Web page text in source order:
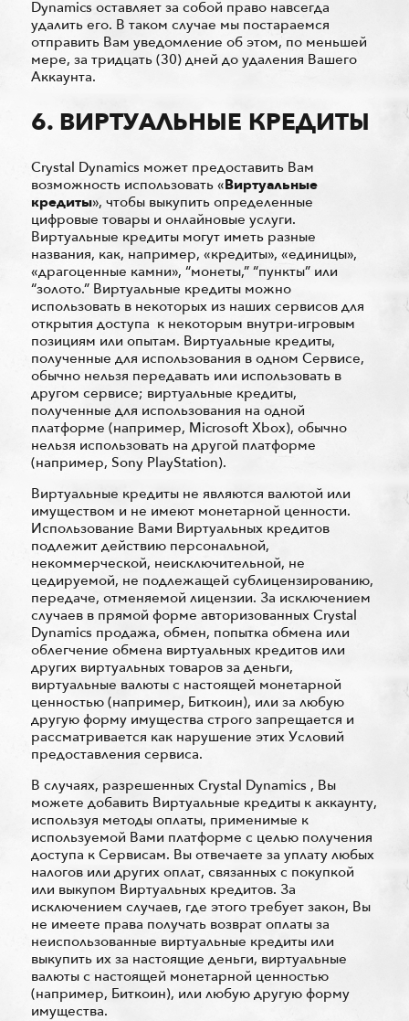
Dynamics оставляет за собой право навсегда
удалить его. В таком случае мы постараемся
отправить Вам уведомление об этом, по меньшей
мере, за тридцать (30) дней до удаления Вашего
Аккаунта.
6. ВИРТУАЛЬНЫЕ КРЕДИТЫ
Crystal Dynamics может предоставить Вам
возможность использовать «Виртуальные
кредиты», чтобы выкупить определенные
цифровые товары и онлайновые услуги.
Виртуальные кредиты могут иметь разные
названия, как, например, «кредиты», «единицы»,
«драгоценные камни», “монеты,” “пункты” или
“золото.” Виртуальные кредиты можно
использовать в некоторых из наших сервисов для
открытия доступа к некоторым внутри-игровым
позициям или опытам. Виртуальные кредиты,
полученные для использования в одном Сервисе,
обычно нельзя передавать или использовать в
другом сервисе; виртуальные кредиты,
полученные для использования на одной
платформе (например, Microsoft Xbox), обычно
нельзя использовать на другой платформе
(например, Sony PlayStation).
Виртуальные кредиты не являются валютой или
имуществом и не имеют монетарной ценности.
Использование Вами Виртуальных кредитов
подлежит действию персональной,
некоммерческой, неисключительной, не
цедируемой, не подлежащей сублицензированию,
передаче, отменяемой лицензии. За исключением
случаев в прямой форме авторизованных Crystal
Dynamics продажа, обмен, попытка обмена или
облегчение обмена виртуальных кредитов или
других виртуальных товаров за деньги,
виртуальные валюты с настоящей монетарной
ценностью (например, Биткоин), или за любую
другую форму имущества строго запрещается и
рассматривается как нарушение этих Условий
предоставления сервиса.
В случаях, разрешенных Crystal Dynamics , Вы
можете добавить Виртуальные кредиты к аккаунту,
используя методы оплаты, применимые к
используемой Вами платформе с целью получения
доступа к Сервисам. Вы отвечаете за уплату любых
налогов или других оплат, связанных с покупкой
или выкупом Виртуальных кредитов. За
исключением случаев, где этого требует закон, Вы
не имеете права получать возврат оплаты за
неиспользованные виртуальные кредиты или
выкупить их за настоящие деньги, виртуальные
валюты с настоящей монетарной ценностью
(например, Биткоин), или любую другую форму
имущества.